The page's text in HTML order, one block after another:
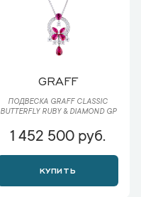
GRAFF
ПОДВЕСКА GRAFF CLASSIC
BUTTERFLY RUBY & DIAMOND GP
1 452 500 руб.
КУПИТЬ